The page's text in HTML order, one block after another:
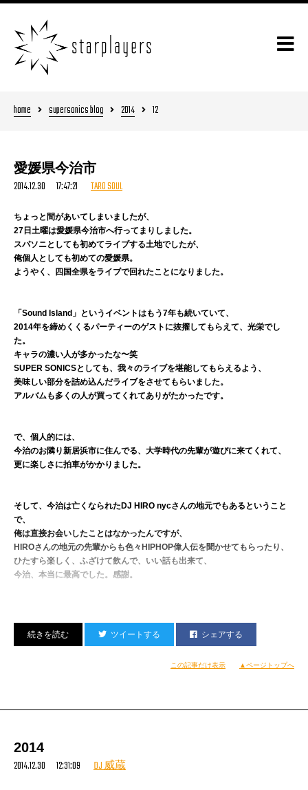
home supersonics blog 2014 12
愛媛県今治市
2014.12.30 17:47:21 TARO SOUL
ちょっと間があいてしまいましたが、
27日土曜は愛媛県今治市へ行ってまりしました。
スパソニとしても初めてライブする土地でしたが、
俺個人としても初めての愛媛県。
ようやく、四国全県をライブで回れたことになりました。
「Sound Island」というイベントはもう7年も続いていて、
2014年を締めくくるパーティーのゲストに抜擢してもらえて、光栄でし
た。
キャラの濃い人が多かったな〜笑
SUPER SONICSとしても、我々のライブを堪能してもらえるよう、
美味しい部分を詰め込んだライブをさせてもらいました。
アルバムも多くの人が買ってくれてありがたかったです。
で、個人的には、
今治のお隣り新居浜市に住んでる、大学時代の先輩が遊びに来てくれて、
更に楽しさに拍車がかかりました。
そして、今治は亡くなられたDJ HIRO nycさんの地元でもあるということ
で、
俺は直接お会いしたことはなかったんですが、
HIROさんの地元の先輩からも色々HIPHOP偉人伝を聞かせてもらったり、
ひたすら楽しく、ふざけて飲んで、いい話も出来て、
今治、本当に最高でした。感謝。
ツイートする シェアする
この記事だけ表示 ▲ページトップへ
2014
2014.12.30 12:31:09 DJ 威蔵